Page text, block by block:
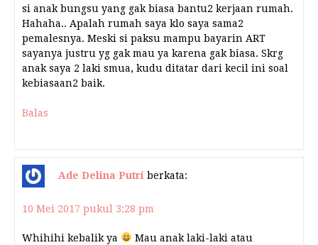
si anak bungsu yang gak biasa bantu2 kerjaan rumah.
Hahaha.. Apalah rumah saya klo saya sama2
pemalesnya. Meski si paksu mampu bayarin ART
sayanya justru yg gak mau ya karena gak biasa. Skrg
anak saya 2 laki smua, kudu ditatar dari kecil ini soal
kebiasaan2 baik.
Balas
Ade Delina Putri berkata:
10 Mei 2017 pukul 3:28 pm
Whihihi kebalik ya
Mau anak laki-laki atau